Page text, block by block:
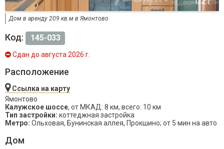
Дом в аренду 209 кв.м в Ямонтово
Код: 145-033
Сдан до августа 2026 г.
Расположение
Ссылка на карту
Ямонтово
Калужское шоссе, от МКАД: 8 км, всего: 10 км
Тип застройки: коттеджная застройка
Метро: Ольховая, Бунинская аллея, Прокшино; от 5 мин на авто
Дом